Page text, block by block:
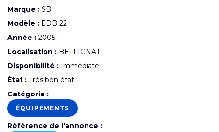
Marque : SB
Modèle : EDB 22
Année : 2005
Localisation : BELLIGNAT
Disponibilité : Immédiate
État : Très bon état
Catégorie :
ÉQUIPEMENTS
Référence de l'annonce :